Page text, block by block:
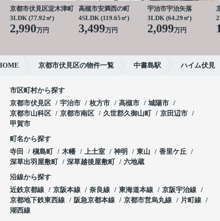
京都市伏見区淀木津町
3LDK (77.92㎡)
2,990万円
高槻市安満西の町
4SLDK (119.65㎡)
3,499万円
宇治市宇治矢落
3LDK (64.29㎡)
2,099万円
京都市伏見区の物件一覧 中書島駅 ハイム伏見
市区町村から探す
京都市伏見区
宇治市 枚方市 高槻市
城陽市
京都市山科区
京都市南区 久世郡久御山町
京田辺市
甲賀市
町名から探す
寺田
槇島町 木幡 上土室 神明 東山
香里ケ丘
深草出羽屋敷町
深草越後屋敷町 六地蔵
沿線から探す
近鉄京都線
京阪本線 奈良線 東海道本線
京阪宇治線
京都地下鉄東西線
阪急京都本線 京都市営烏丸線
片町線
湖西線